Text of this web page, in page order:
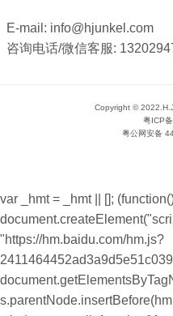
E-mail: info@hjunkel.com
咨询电话/微信客服:
Copyright ©
粤ICP
粤公网安备
var _hmt = _hmt || [];
"https://hm.baidu.com/hm.js?